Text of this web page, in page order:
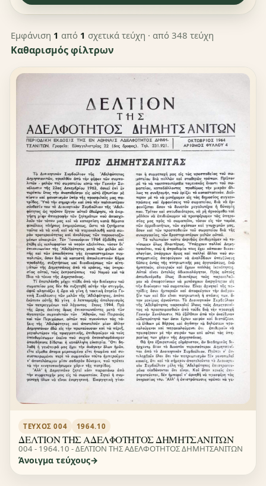
Εμφάνιση 1 από 1 σχετικά τεύχη · από 348 τεύχη
Καθαρισμός φίλτρων
ΤΕΎΧΟΣ 004 1964.10
ΔΕΛΤΙΟΝ ΤΗΣ ΑΔΕΛΦΟΤΗΤΟΣ ΔΗΜΗΤΣΑΝΙΤΩΝ
004 - 1964.10 - ΔΕΛΤΙΟΝ ΤΗΣ ΑΔΕΛΦΟΤΗΤΟΣ ΔΗΜΗΤΣΑΝΙΤΩΝ
Άνοιγμα τεύχους